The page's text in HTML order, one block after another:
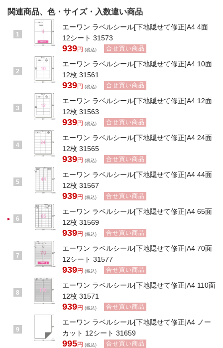
関連商品、色・サイズ・入数違い商品
1
エーワン ラベルシール[下地隠せて修正]A4 4面
12シート 31573
939円 (税込) 合せ買い商品
2
エーワン ラベルシール[下地隠せて修正]A4 10面
12枚 31561
939円 (税込) 合せ買い商品
3
エーワン ラベルシール[下地隠せて修正]A4 12面
12枚 31563
939円 (税込) 合せ買い商品
4
エーワン ラベルシール[下地隠せて修正]A4 24面
12枚 31565
939円 (税込) 合せ買い商品
5
エーワン ラベルシール[下地隠せて修正]A4 44面
12枚 31567
939円 (税込) 合せ買い商品
6
エーワン ラベルシール[下地隠せて修正]A4 65面
12枚 31569
939円 (税込) 合せ買い商品
7
エーワン ラベルシール[下地隠せて修正]A4 70面
12シート 31577
939円 (税込) 合せ買い商品
8
エーワン ラベルシール[下地隠せて修正]A4 110面
12枚 31571
939円 (税込) 合せ買い商品
9
エーワン ラベルシール[下地隠せて修正]A4 ノー
カット 12シート 31659
995円 (税込) 合せ買い商品